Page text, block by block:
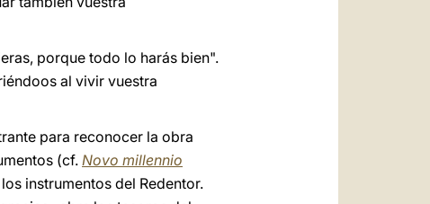
porque todo lo harás bien".
al vivir vuestra
para reconocer la obra
(cf. Novo millennio
instrumentos del Redentor.